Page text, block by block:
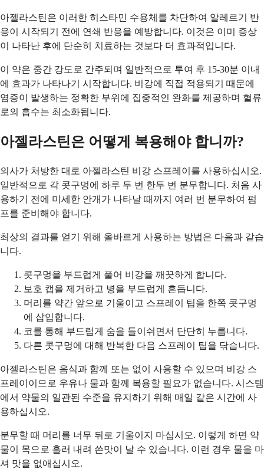
아젤라스틴은 이러한 히스타민 수용체를 차단하여 알레르기 반
응이 시작되기 전에 연쇄 반응을 예방합니다. 이것은 이미 증상
이 나타난 후에 단순히 치료하는 것보다 더 효과적입니다.
이 약은 중간 강도로 간주되며 일반적으로 투여 후 15-30분 이내
에 효과가 나타나기 시작합니다. 비강에 직접 적용되기 때문에
염증이 발생하는 정확한 부위에 집중적인 완화를 제공하며 혈류
로의 흡수는 최소화됩니다.
아젤라스틴은 어떻게 복용해야 합니까?
의사가 처방한 대로 아젤라스틴 비강 스프레이를 사용하십시오.
일반적으로 각 콧구멍에 하루 두 번 한두 번 분무합니다. 처음 사
용하기 전에 미세한 안개가 나타날 때까지 여러 번 분무하여 펌
프를 준비해야 합니다.
최상의 결과를 얻기 위해 올바르게 사용하는 방법은 다음과 같습
니다.
콧구멍을 부드럽게 풀어 비강을 깨끗하게 합니다.
보호 캡을 제거하고 병을 부드럽게 흔듭니다.
머리를 약간 앞으로 기울이고 스프레이 팁을 한쪽 콧구멍
에 삽입합니다.
코를 통해 부드럽게 숨을 들이쉬면서 단단히 누릅니다.
다른 콧구멍에 대해 반복한 다음 스프레이 팁을 닦습니다.
아젤라스틴은 음식과 함께 또는 없이 사용할 수 있으며 비강 스
프레이이므로 우유나 물과 함께 복용할 필요가 없습니다. 시스템
에서 약물의 일관된 수준을 유지하기 위해 매일 같은 시간에 사
용하십시오.
분무할 때 머리를 너무 뒤로 기울이지 마십시오. 이렇게 하면 약
물이 목으로 흘러 내려 쓴맛이 날 수 있습니다. 이런 경우 물을 마
셔 맛을 없애십시오.